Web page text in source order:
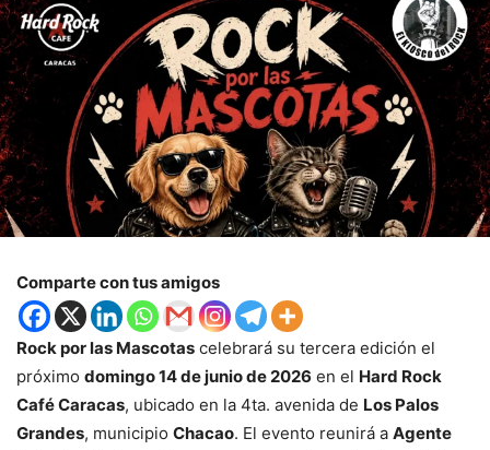
Comparte con tus amigos
Rock por las Mascotas celebrará su tercera edición el
próximo domingo 14 de junio de 2026 en el Hard Rock
Café Caracas, ubicado en la 4ta. avenida de Los Palos
Grandes, municipio Chacao. El evento reunirá a Agente